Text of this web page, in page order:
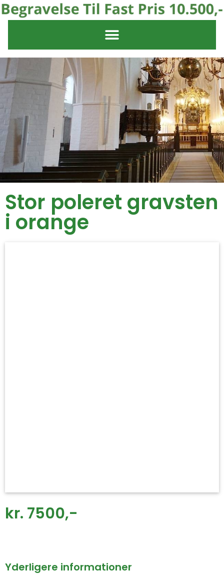
Stor poleret gravsten
i orange
kr. 7500,-
Yderligere informationer